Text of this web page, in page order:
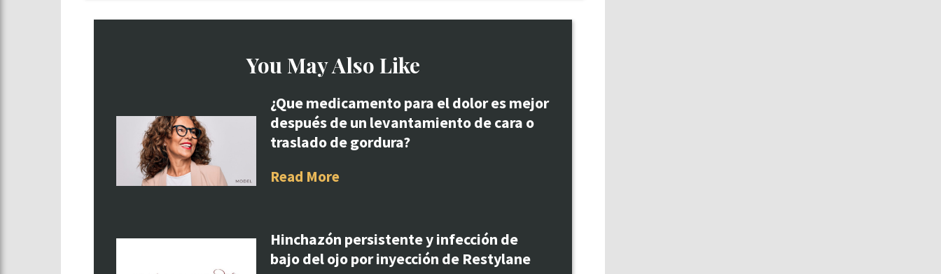
You May Also Like
¿Que medicamento para el dolor es mejor
después de un levantamiento de cara o
traslado de gordura?
Read More
Hinchazón persistente y infección de
bajo del ojo por inyección de Restylane